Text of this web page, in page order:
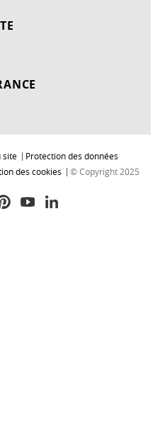
site
Protection des données
des cookies © Copyright 2025